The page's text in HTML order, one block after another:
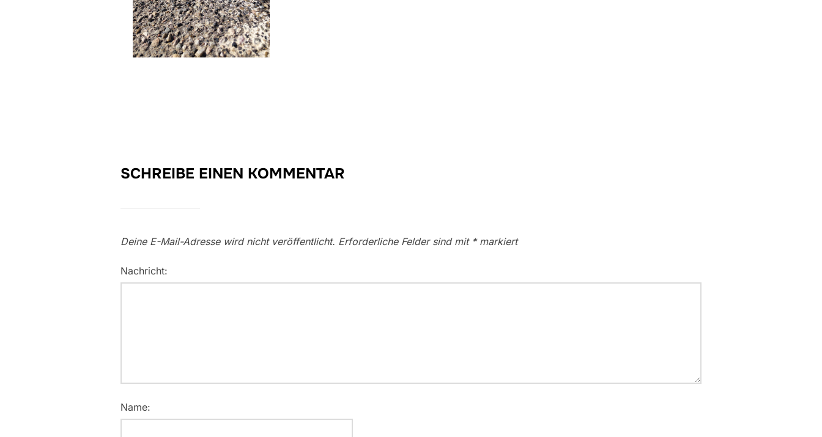
SCHREIBE EINEN KOMMENTAR
Deine E-Mail-Adresse wird nicht veröffentlicht. Erforderliche Felder sind mit *markiert
Nachricht:
Name: